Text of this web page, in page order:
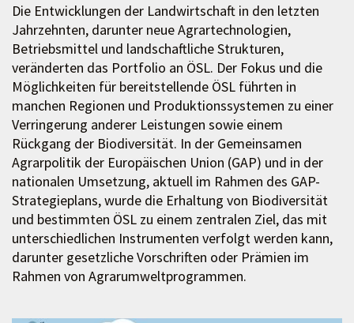
Die Entwicklungen der Landwirtschaft in den letzten
Jahrzehnten, darunter neue Agrartechnologien,
Betriebsmittel und landschaftliche Strukturen,
veränderten das Portfolio an ÖSL. Der Fokus und die
Möglichkeiten für bereitstellende ÖSL führten in
manchen Regionen und Produktionssystemen zu einer
Verringerung anderer Leistungen sowie einem
Rückgang der Biodiversität. In der Gemeinsamen
Agrarpolitik der Europäischen Union (GAP) und in der
nationalen Umsetzung, aktuell im Rahmen des GAP-
Strategieplans, wurde die Erhaltung von Biodiversität
und bestimmten ÖSL zu einem zentralen Ziel, das mit
unterschiedlichen Instrumenten verfolgt werden kann,
darunter gesetzliche Vorschriften oder Prämien im
Rahmen von Agrarumweltprogrammen.